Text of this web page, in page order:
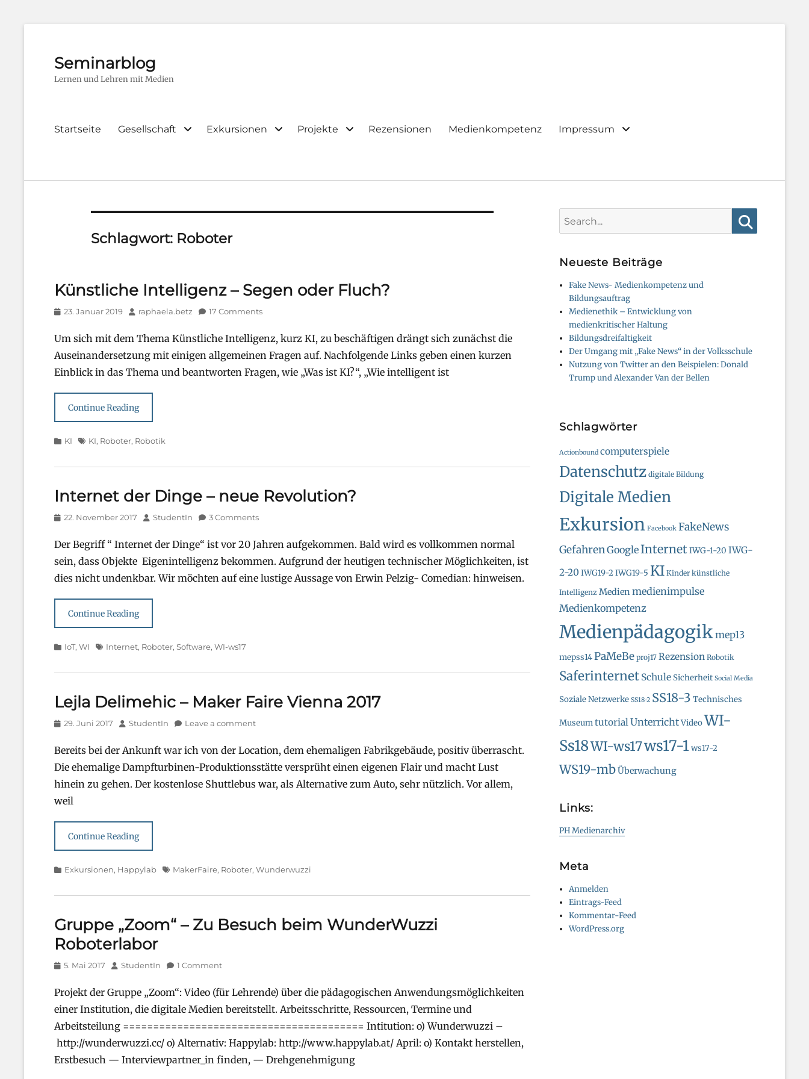
Seminarblog
Lernen und Lehren mit Medien
Primary
Startseite Gesellschaft Exkursionen Projekte Rezensionen Medienkompetenz Impressum
Schlagwort: Roboter
Künstliche Intelligenz – Segen oder Fluch?
Posted
23. Januar 2019 Author
raphaela.betz 17 Comments
Um sich mit dem Thema Künstliche Intelligenz, kurz KI, zu beschäftigen drängt sich zunächst die
Auseinandersetzung mit einigen allgemeinen Fragen auf. Nachfolgende Links geben einen kurzen
Einblick in das Thema und beantworten Fragen, wie „Was ist KI?“, „Wie intelligent ist
Continue Reading
Categories
KI Tags
KI, Roboter, Robotik
Internet der Dinge – neue Revolution?
Posted
22. November 2017 Author
StudentIn 3 Comments
Der Begriff “ Internet der Dinge“ ist vor 20 Jahren aufgekommen. Bald wird es vollkommen normal
sein, dass Objekte Eigenintelligenz bekommen. Aufgrund der heutigen technischer Möglichkeiten, ist
dies nicht undenkbar. Wir möchten auf eine lustige Aussage von Erwin Pelzig- Comedian: hinweisen.
Continue Reading
Categories
IoT, WI TagsInternet, Roboter, Software, WI-ws17
Lejla Delimehic – Maker Faire Vienna 2017
Posted
29. Juni 2017 Author
StudentIn Leave a comment
Bereits bei der Ankunft war ich von der Location, dem ehemaligen Fabrikgebäude, positiv überrascht.
Die ehemalige Dampfturbinen-Produktionsstätte versprüht einen eigenen Flair und macht Lust
hinein zu gehen. Der kostenlose Shuttlebus war, als Alternative zum Auto, sehr nützlich. Vor allem,
weil
Continue Reading
Categories
Exkursionen, Happylab TagsMakerFaire, Roboter, Wunderwuzzi
Gruppe „Zoom“ – Zu Besuch beim WunderWuzzi
Roboterlabor
Posted
5. Mai 2017 Author
StudentIn 1 Comment
Projekt der Gruppe „Zoom“: Video (für Lehrende) über die pädagogischen Anwendungsmöglichkeiten
einer Institution, die digitale Medien bereitstellt. Arbeitsschritte, Ressourcen, Termine und
Arbeitsteilung ======================================== Intitution: o) Wunderwuzzi –
http://wunderwuzzi.cc/ o) Alternativ: Happylab: http://www.happylab.at/ April: o) Kontakt herstellen,
Erstbesuch — Interviewpartner_in finden, — Drehgenehmigung
for:
Neueste Beiträge
Fake News- Medienkompetenz und
Bildungsauftrag
Medienethik – Entwicklung von
medienkritischer Haltung
Bildungsdreifaltigkeit
Der Umgang mit „Fake News“ in der Volksschule
Nutzung von Twitter an den Beispielen: Donald
Trump und Alexander Van der Bellen
Schlagwörter
Actionbound computerspiele
Datenschutz digitale Bildung
Digitale Medien
Exkursion Facebook FakeNews
GefahrenGoogleInternet IWG-1-20 IWG-
2-20 IWG19-2IWG19-5 KI Kinder künstliche
Intelligenz Medien medienimpulse
Medienkompetenz
Medienpädagogikmep13
mepss14PaMeBe proj17 Rezension Robotik
Saferinternet Schule Sicherheit Social Media
Soziale Netzwerke SS18-2 SS18-3 Technisches
Museumtutorial UnterrichtVideoWI-
Ss18WI-ws17ws17-1 ws17-2
WS19-mbÜberwachung
Links:
PH Medienarchiv
Meta
Anmelden
Eintrags-Feed
Kommentar-Feed
WordPress.org